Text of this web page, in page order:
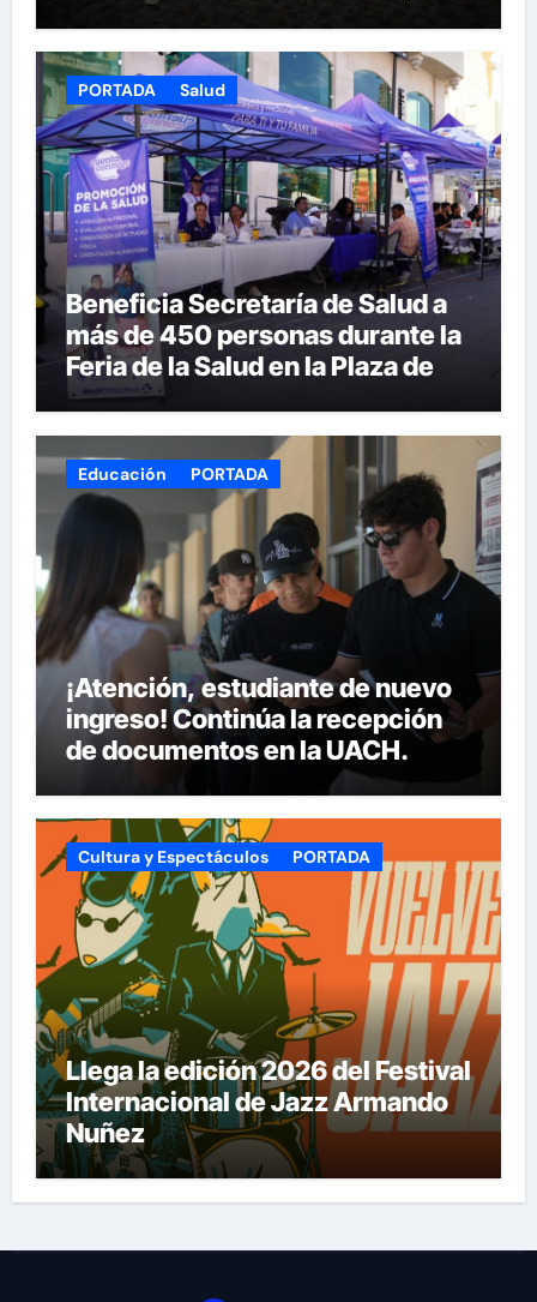
PORTADA Salud
Beneficia Secretaría de Salud a
más de 450 personas durante la
Feria de la Salud en la Plaza de
Armas
Educación PORTADA
¡Atención, estudiante de nuevo
ingreso! Continúa la recepción
de documentos en la UACH.
Cultura y Espectáculos PORTADA
Llega la edición 2026 del Festival
Internacional de Jazz Armando
Nuñez